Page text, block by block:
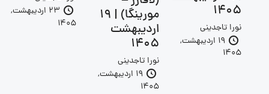
23 اردیبهشت,
1405
مورینگا) | 19
اردیبهشت
1405
نورا تاجدینی
19 اردیبهشت,
1405
1405
نورا تاجدینی
19 اردیبهشت,
1405